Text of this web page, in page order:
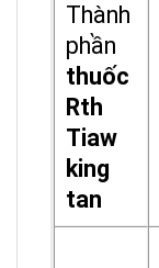
Thành
phần
thuốc
Rth
Tiaw
king
tan